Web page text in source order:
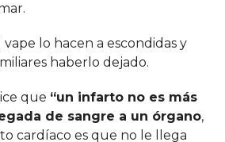
lo hacen a escondidas y
haberlo dejado.
que “un infarto no es más
de sangre a un órgano,
cardíaco es que no le llega